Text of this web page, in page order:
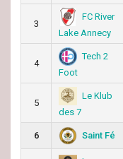
3
FC River
Lake Annecy
4
Tech 2
Foot
5
Le Klub
des 7
6 Saint Fé